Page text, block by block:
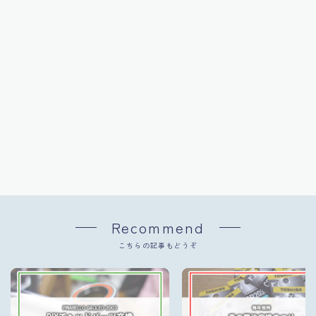
Recommend
こちらの記事もどうぞ